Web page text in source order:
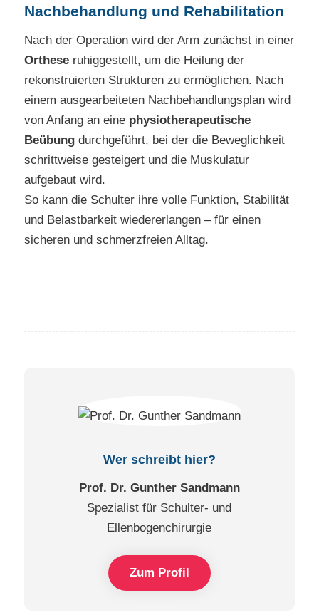
Nachbehandlung und Rehabilitation
Nach der Operation wird der Arm zunächst in einer
Orthese ruhiggestellt, um die Heilung der
rekonstruierten Strukturen zu ermöglichen. Nach
einem ausgearbeiteten Nachbehandlungsplan wird
von Anfang an eine physiotherapeutische
Beübung durchgeführt, bei der die Beweglichkeit
schrittweise gesteigert und die Muskulatur
aufgebaut wird.
So kann die Schulter ihre volle Funktion, Stabilität
und Belastbarkeit wiedererlangen – für einen
sicheren und schmerzfreien Alltag.
Wer schreibt hier?
Prof. Dr. Gunther Sandmann
Spezialist für Schulter- und
Ellenbogenchirurgie
Zum Profil